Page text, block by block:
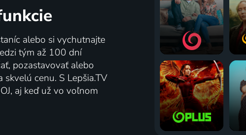
alebo si vychutnajte
tým až 100 dní
pozastavovať alebo
cenu. S Lepšia.TV
aj keď už vo voľnom